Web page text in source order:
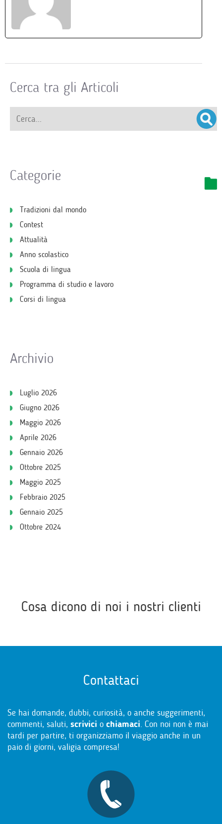
Cerca tra gli Articoli
Categorie
Tradizioni dal mondo
Contest
Attualità
Anno scolastico
Scuola di lingua
Programma di studio e lavoro
Corsi di lingua
Archivio
Luglio 2026
Giugno 2026
Maggio 2026
Aprile 2026
Gennaio 2026
Ottobre 2025
Maggio 2025
Febbraio 2025
Gennaio 2025
Ottobre 2024
Cosa dicono di noi i nostri clienti
Contattaci
Se hai domande, dubbi, curiosità, o anche suggerimenti,
commenti, saluti, scrivici o chiamaci. Con noi non è mai
tardi per partire, ti organizziamo il viaggio anche in un
paio di giorni, valigia compresa!